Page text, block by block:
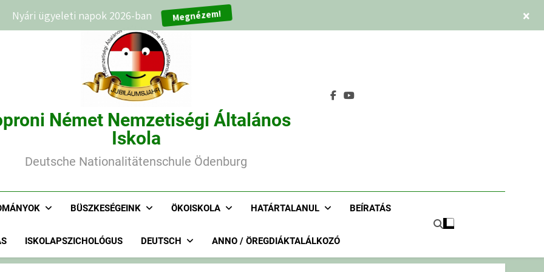
Német Nemzetiségi Általános
Iskola
Deutsche Nationalitätenschule Ödenburg
BÜSZKESÉGEINK ÖKOISKOLA HATÁRTALANUL BEÍRATÁS
ISKOLAPSZICHOLÓGUS DEUTSCH ANNO / ÖREGDIÁKTALÁLKOZÓ
Nyári ügyeleti napok 2026-ban Megnézem! ×